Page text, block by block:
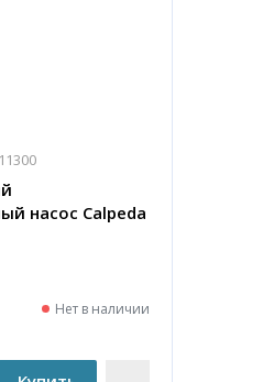
насос Calpeda
Нет в наличии